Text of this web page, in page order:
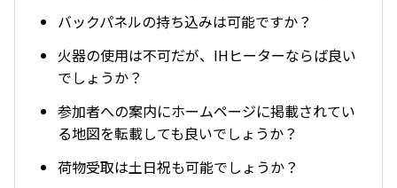
バックパネルの持ち込みは可能ですか？
火器の使用は不可だが、IHヒーターならば良い
でしょうか？
参加者への案内にホームページに掲載されてい
る地図を転載しても良いでしょうか？
荷物受取は土日祝も可能でしょうか？